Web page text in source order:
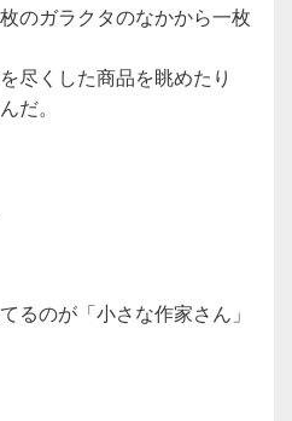
のガラクタのなかから一枚
尽くした商品を眺めたり
だ。
るのが「小さな作家さん」